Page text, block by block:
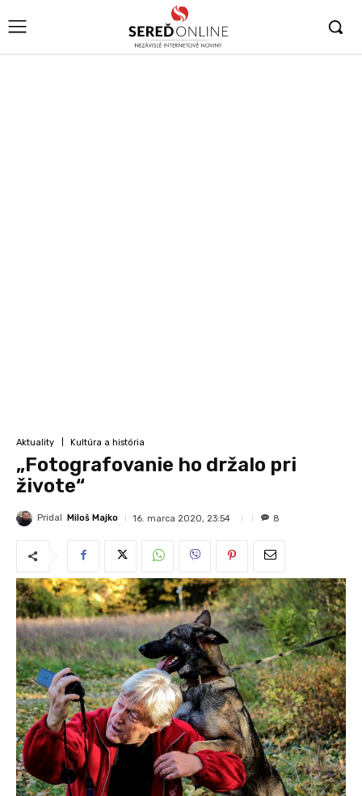
Aktuality Kultúra a história
„Fotografovanie ho držalo pri
živote“
Pridal Miloš Majko 16. marca 2020, 23:54 8